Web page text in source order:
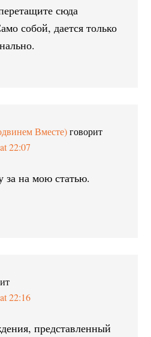
сюда
собой, дается только
Вместе) говорит
22:07
за на мою статью.
22:16
представленный